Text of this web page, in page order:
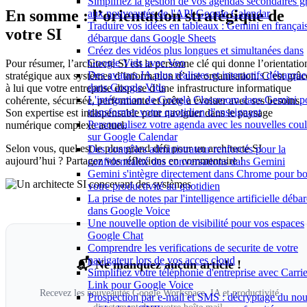
aux nouveautés de l'API Google Calendar
Traduire vos idées en tableaux : Gemini en
débarque dans Google Sheets
Créez des vidéos plus longues et simultanées dans
Google Vids avec Veo
Des avatars IA plus réalistes et interactifs
dans Google Vids
L'intégration de Google Classroom dans Gemini
transformer votre quotidien d'enseignant
Personnalisez votre agenda avec les nouvelles
sur Google Calendar
Des contrôles administrateur renforcés pour la
confidentialité des conversations dans Gemini
Gemini s'intègre directement dans Chrome pour
votre productivité au quotidien
La prise de notes par l'intelligence artificielle
dans Google Voice
Une nouvelle option de visibilité pour vos espaces
Google Chat
Comprendre les verifications de securite de votre
navigateur lors de vos acces cloud
Simplifiez votre téléphonie d'entreprise avec
Link pour Google Voice
Prospection par e-mail et SMS : décryptage du
En somme : l’orientation stratégique de
votre SI
Pour résumer, l’architecte SI est la personne clé qui donne
stratégique aux systèmes d’information d’une organisation. C’est
à lui que votre entreprise dispose d’une infrastructure informatique
cohérente, sécurisée, performante et prête à évoluer avec ses besoins.
Son expertise est indispensable pour naviguer dans le paysage
numérique complexe actuel.
Selon vous, quel est le plus grand défi pour un architecte SI
aujourd’hui ? Partagez vos réflexions en commentaire !
📬 Ne manquez aucun article !
Recevez les nouveautés Google Workspace, IA et productivité